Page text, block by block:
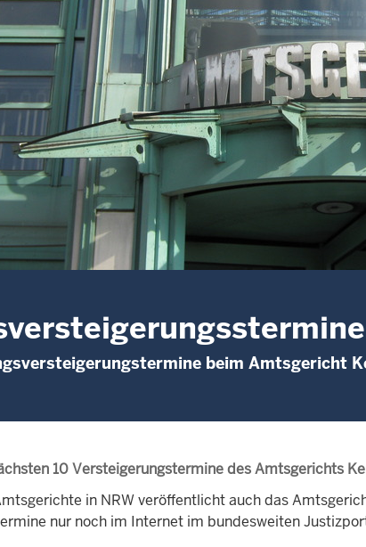
beim Amtsgericht
10 Versteigerungstermine des Amtsgerichts
in NRW veröffentlicht auch das
nur noch im Internet im bundesweiten